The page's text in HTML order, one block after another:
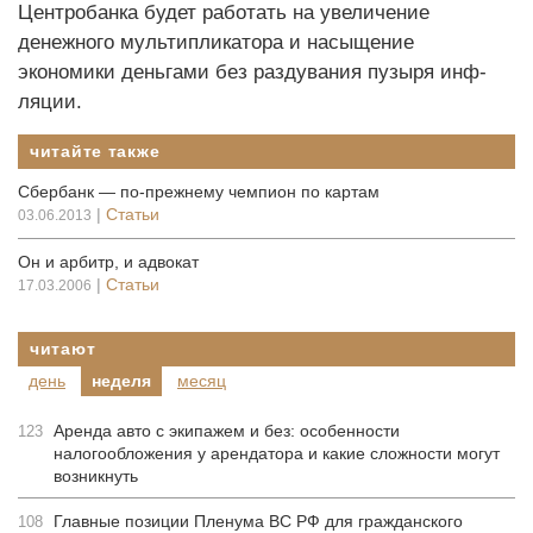
Центробанка будет работать на увеличение
денежного мультипликатора и насыщение
экономики деньгами без раздувания пузыря инф­
ляции.
читайте также
Сбербанк — по-прежнему чемпион по картам
03.06.2013 | Статьи
Он и арбитр, и адвокат
17.03.2006 | Статьи
читают
день
неделя месяц
123 Аренда авто с экипажем и без: особенности
налогообложения у арендатора и какие сложности могут
возникнуть
108
Главные позиции Пленума ВС РФ для гражданского